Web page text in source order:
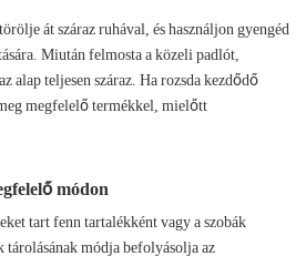
át száraz ruhával, és használjon gyengéd
Miután felmosta a közeli padlót,
alap teljesen száraz. Ha rozsda kezdődő
megfelelő termékkel, mielőtt
módon
tart fenn tartalékként vagy a szobák
tárolásának módja befolyásolja az